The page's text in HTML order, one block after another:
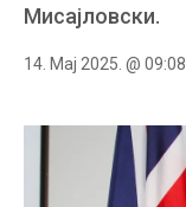
Мисајловски.
14. Мај 2025. @ 09:08